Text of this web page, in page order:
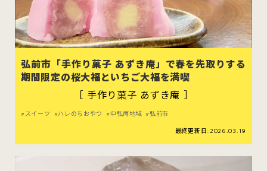
パスタ 寿司
スイーツ ハンバーガー
すべてのカテゴリをみる
弘前市「手作り菓子 あずき庵」で春を先取りする
期間限定の桜大福といちご大福を満喫
［ 手作り菓子 あずき庵 ］
スイーツ ハレのちおやつ 中弘南地域 弘前市
最終更新日:2026.03.19